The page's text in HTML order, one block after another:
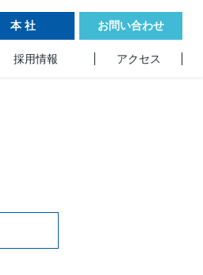
採用情報 アクセス
本 社 お問い合わせ